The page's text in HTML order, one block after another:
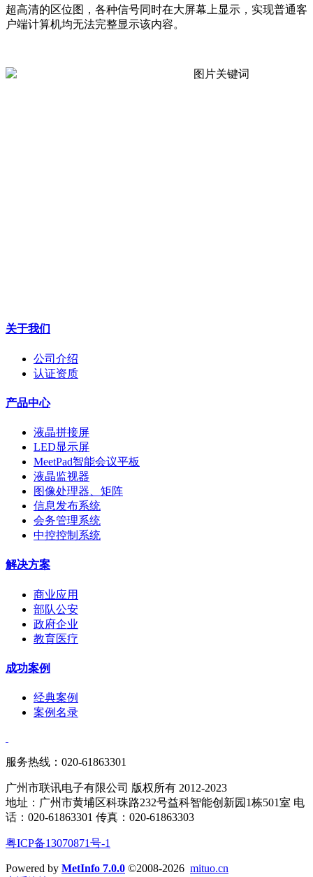
超高清的区位图，各种信号同时在大屏幕上显示，实现普通客
户端计算机均无法完整显示该内容。
关于我们
公司介绍
认证资质
产品中心
液晶拼接屏
LED显示屏
MeetPad智能会议平板
液晶监视器
图像处理器、矩阵
信息发布系统
会务管理系统
中控控制系统
解决方案
商业应用
部队公安
政府企业
教育医疗
成功案例
经典案例
案例名录
服务热线：020-61863301
广州市联讯电子有限公司 版权所有 2012-2023
地址：广州市黄埔区科珠路232号益科智能创新园1栋501室 电
话：020-61863301 传真：020-61863303
粤ICP备13070871号-1
Powered by MetInfo 7.0.0 ©2008-2026 mituo.cn